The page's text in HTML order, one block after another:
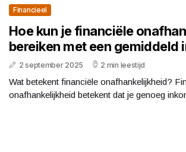
Financieel
Hoe kun je financiële
bereiken met een gemiddeld
2 september 2025 2 min leestijd
Wat betekent financiële onafhankelijkheid?
onafhankelijkheid betekent dat je genoeg